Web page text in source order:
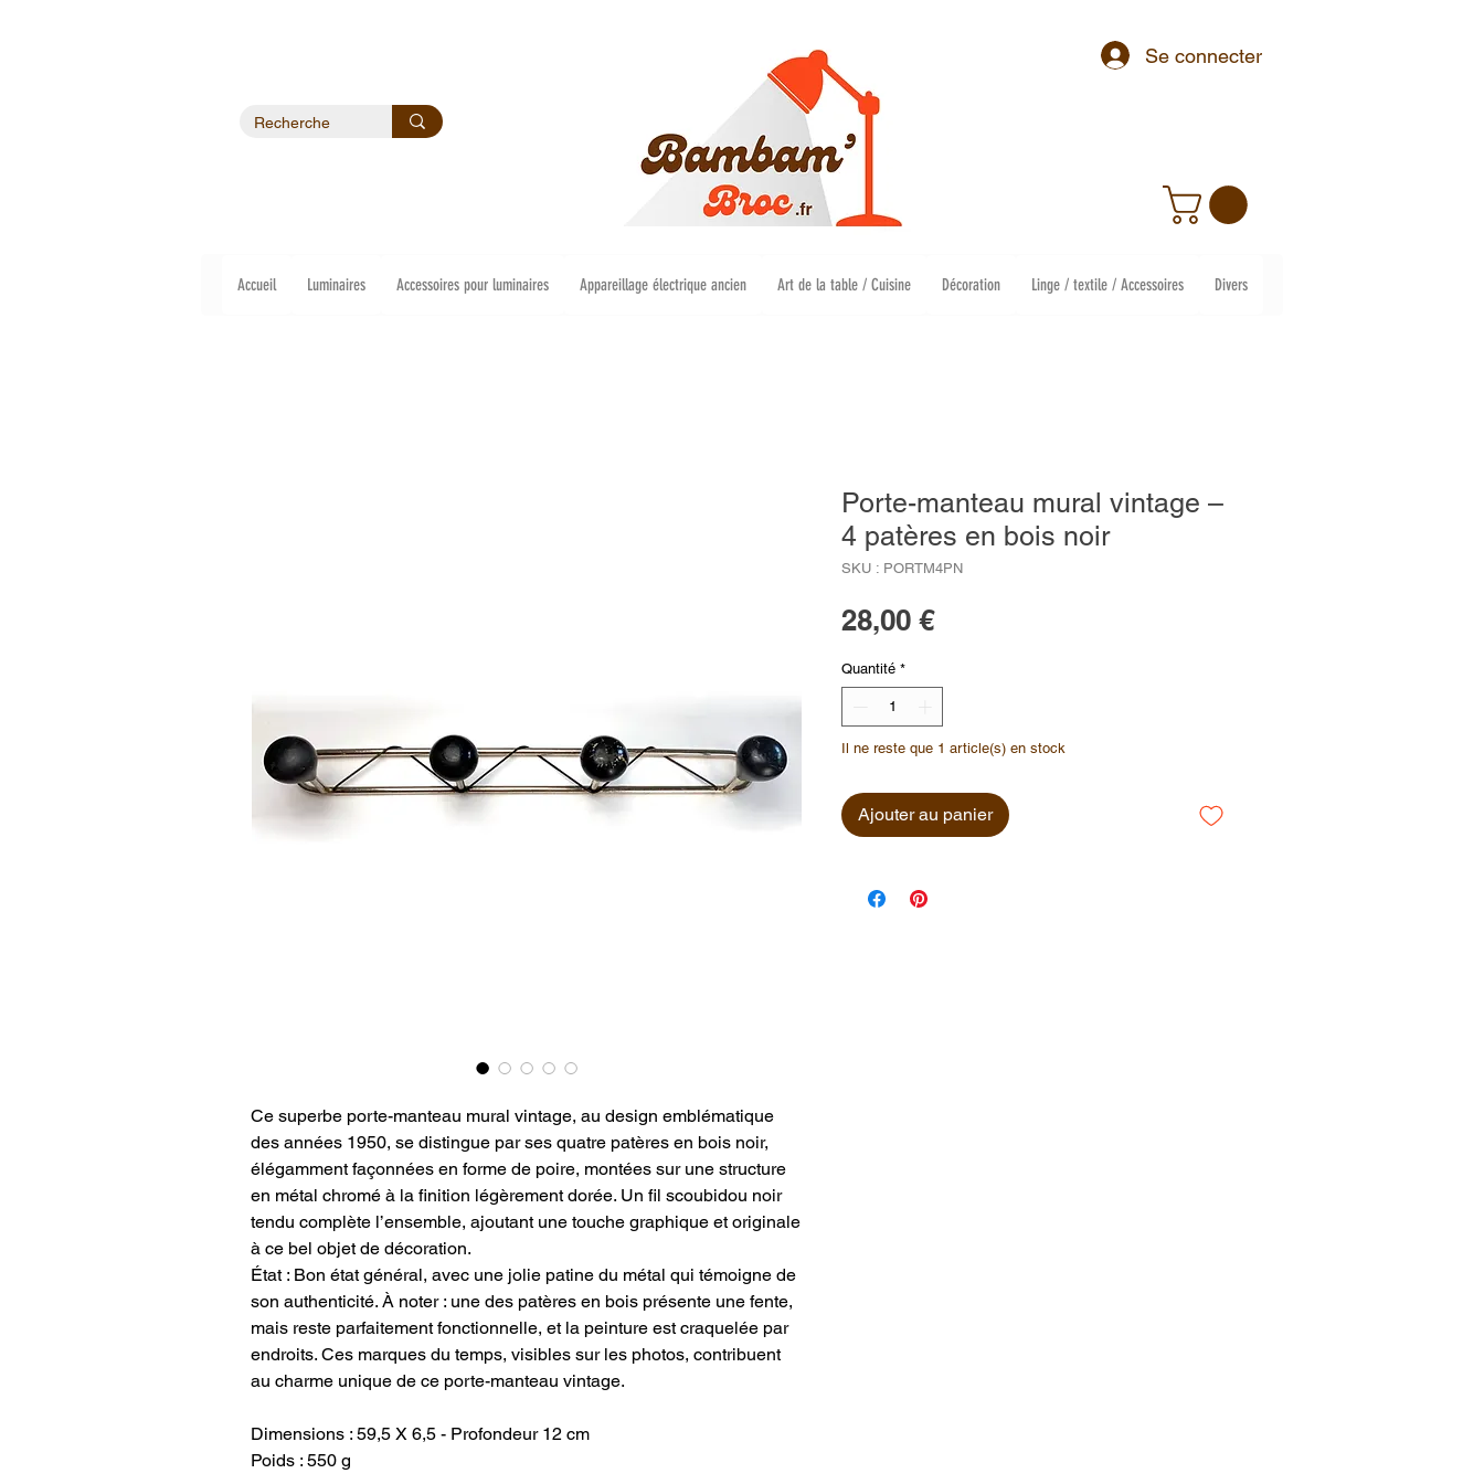
Se connecter
Accueil Luminaires Accessoires pour luminaires Appareillage électrique ancien Art de la table / Cuisine Décoration Linge / textile / Accessoires Divers
Ce superbe porte-manteau mural vintage, au design emblématique
des années 1950, se distingue par ses quatre patères en bois noir,
élégamment façonnées en forme de poire, montées sur une structure
en métal chromé à la finition légèrement dorée. Un fil scoubidou noir
tendu complète l’ensemble, ajoutant une touche graphique et originale
à ce bel objet de décoration.
État : Bon état général, avec une jolie patine du métal qui témoigne de
son authenticité. À noter : une des patères en bois présente une fente,
mais reste parfaitement fonctionnelle, et la peinture est craquelée par
endroits. Ces marques du temps, visibles sur les photos, contribuent
au charme unique de ce porte-manteau vintage.
Dimensions : 59,5 X 6,5 - Profondeur 12 cm
Poids : 550 g
Porte-manteau mural vintage –
4 patères en bois noir
SKU : PORTM4PN
28,00 €Prix
Quantité *
Il ne reste que 1 article(s) en stock
Ajouter au panier